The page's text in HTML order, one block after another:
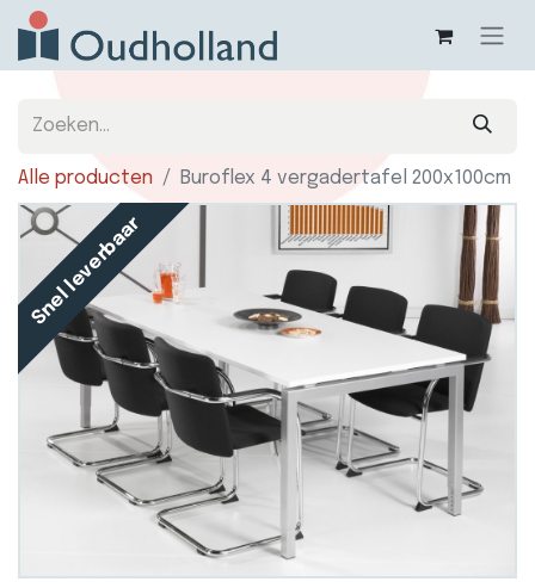
Alle producten Buroflex 4 vergadertafel 200x100cm
Snel leverbaar